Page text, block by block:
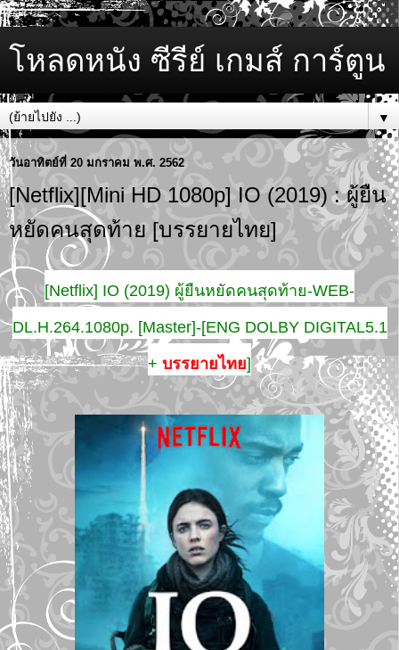
โหลดหนัง ซีรีย์ เกมส์ การ์ตูน
▼
วันอาทิตย์ที่ 20 มกราคม พ.ศ. 2562
[Netflix][Mini HD 1080p] IO (2019) : ผู้ยืน
หยัดคนสุดท้าย [บรรยายไทย]
[Netflix] IO (2019) ผู้ยืนหยัดคนสุดท้าย-WEB-
DL.H.264.1080p. [Master]-[ENG DOLBY DIGITAL5.1
+ บรรยายไทย]